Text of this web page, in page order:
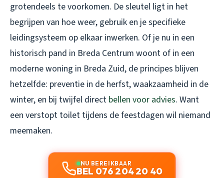
grotendeels te voorkomen. De sleutel ligt in het
begrijpen van hoe weer, gebruik en je specifieke
leidingsysteem op elkaar inwerken. Of je nu in een
historisch pand in Breda Centrum woont of in een
moderne woning in Breda Zuid, de principes blijven
hetzelfde: preventie in de herfst, waakzaamheid in de
winter, en bij twijfel direct bellen voor advies. Want
een verstopt toilet tijdens de feestdagen wil niemand
meemaken.
NU BEREIKBAAR
BEL 076 204 20 40